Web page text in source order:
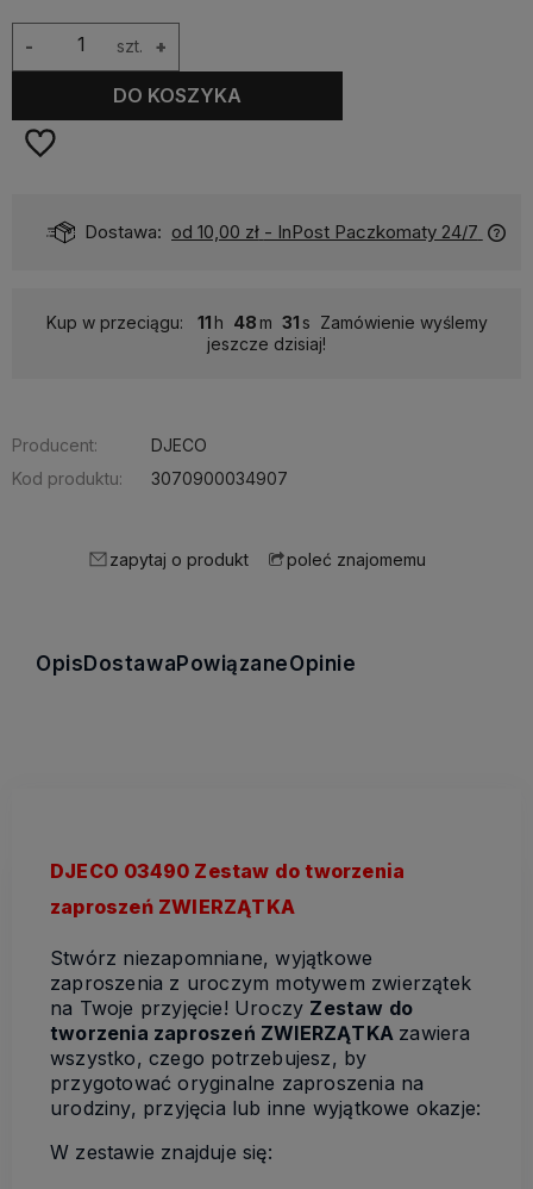
szt. +
-
DO KOSZYKA
Dostawa: od 10,00 zł - InPost Paczkomaty 24/7
Kup w przeciągu: 11 48 31
Zamówienie wyślemy
jeszcze dzisiaj!
Producent:
DJECO
Kod produktu:
3070900034907
zapytaj o produkt poleć znajomemu
OpisDostawaPowiązaneOpinie
DJECO 03490 Zestaw do tworzenia
zaproszeń ZWIERZĄTKA
Stwórz niezapomniane, wyjątkowe
zaproszenia z uroczym motywem zwierzątek
na Twoje przyjęcie! Uroczy Zestaw do
tworzenia zaproszeń ZWIERZĄTKA zawiera
wszystko, czego potrzebujesz, by
przygotować oryginalne zaproszenia na
urodziny, przyjęcia lub inne wyjątkowe okazje:
W zestawie znajduje się: